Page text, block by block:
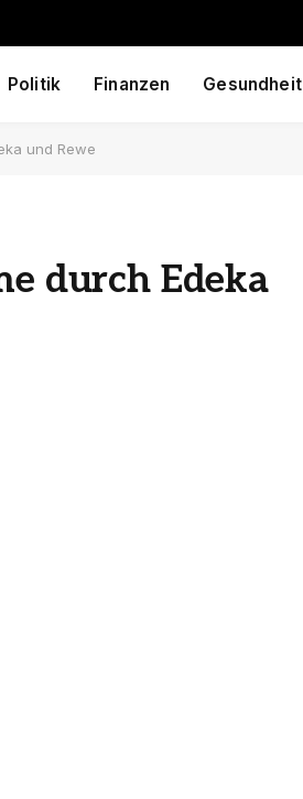
Politik Finanzen Gesundheit
und Rewe
durch Edeka